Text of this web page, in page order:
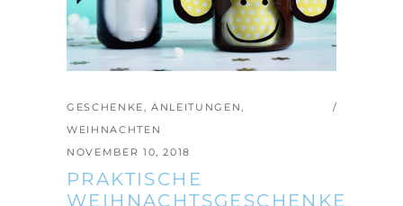
GESCHENKE,ANLEITUNGEN,
WEIHNACHTEN
NOVEMBER 10, 2018
PRAKTISCHE
WEIHNACHTSGESCHENKE